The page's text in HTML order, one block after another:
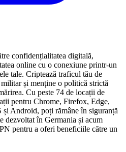
confidențialitatea digitală,
online cu o conexiune printr-un
tale. Criptează traficul tău de
și menține o politică strictă
Cu peste 74 de locații de
pentru Chrome, Firefox, Edge,
Android, poți rămâne în siguranță
dezvoltat în Germania și acum
pentru a oferi beneficiile către un